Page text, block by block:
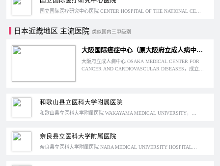
国立国际医疗研究中心医院 CENTER HOSPITAL OF THE NATIONAL CENTER FOR GLOBAL HEALTH AND MEDICINE，成立于1868年，位于日本东京。这是日本开设的第四个国际性机构，擅长感染症、骨科以及胸外科的诊疗。
日本近畿地区 主流医院 类似国内三甲级别
大阪国际癌症中心（原大阪府立成人病中心）
大阪府立成人病中心 OSAKA MEDICAL CENTER FOR
CANCER AND CARDIOVASCULAR DISEASES，成立于
和歌山县立医科大学附属医院
奈良县立医科大学附属医院
奈良县立医科大学附属医院 NARA MEDICAL UNIVERSITY HOSPITAL，成立于1945年，位于日本奈良县橿原市，作为日本的特定功能医院之一，这里有奈良县最高级别的儿科，擅长呼吸内科和消化内科等方面的治疗。